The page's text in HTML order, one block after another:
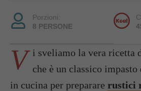
Porzioni:
8 PERSONE
V i sveliamo la vera ricetta
che è un classico impasto
in cucina per preparare rustici